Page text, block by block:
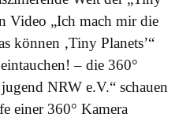
Video „Ich mach mir die
können ‚Tiny Planets’“
– die 360°
NRW e.V.“ schauen
einer 360° Kamera